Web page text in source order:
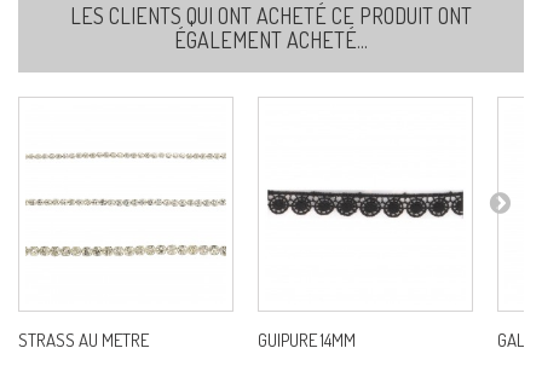
LES CLIENTS QUI ONT ACHETÉ CE PRODUIT ONT
ÉGALEMENT ACHETÉ...
STRASS AU METRE GUIPURE 14MM